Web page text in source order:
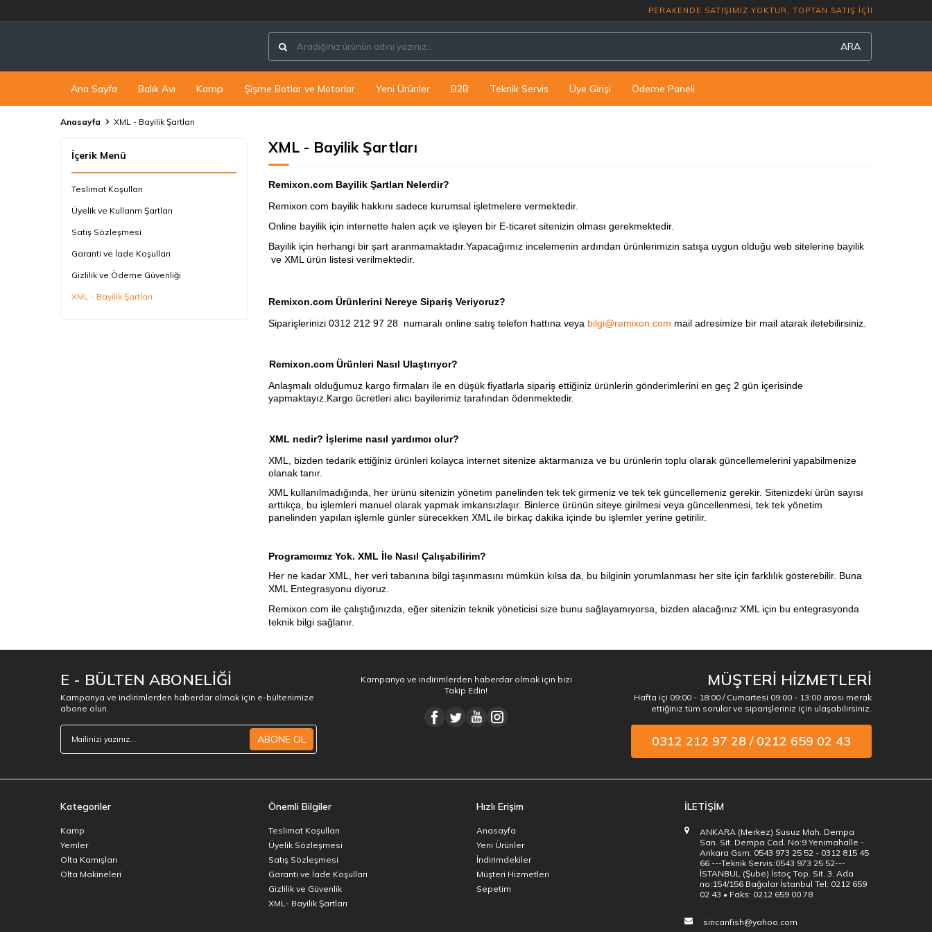
PERAKENDE SATIŞIMIZ YOKTUR,
ARA
Ana Sayfa Balık Avı Kamp Şişme Botlar ve Motorlar Yeni Ürünler B2B Teknik Servis Üye Girişi Ödeme Paneli
Anasayfa XML - Bayilik Şartları
İçerik Menü
Teslimat Koşulları
Üyelik ve Kullanm Şartları
Satış Sözleşmesi
Garanti ve İade Koşulları
Gizlilik ve Ödeme Güvenliği
XML - Bayilik Şartları
XML - Bayilik Şartları
Remixon.com Bayilik Şartları Nelerdir?
Remixon.com bayilik hakkını sadece kurumsal işletmelere vermektedir.
Online bayilik için internette halen açık ve işleyen bir E-ticaret sitenizin olması gerekmektedir.
Bayilik için herhangi bir şart aranmamaktadır.Yapacağımız incelemenin ardından ürünlerimizin satışa uygun olduğu web sitelerine bayilik
ve XML ürün listesi verilmektedir.
Remixon.com Ürünlerini Nereye Sipariş Veriyoruz?
Siparişlerinizi 0312 212 97 28 numaralı online satış telefon hattına veya bilgi@remixon.com mail adresimize bir mail atarak iletebilirsiniz.
Remixon.com Ürünleri Nasıl Ulaştırıyor?
Anlaşmalı olduğumuz kargo firmaları ile en düşük fiyatlarla sipariş ettiğiniz ürünlerin gönderimlerini en geç 2 gün içerisinde
yapmaktayız.Kargo ücretleri alıcı bayilerimiz tarafından ödenmektedir.
XML nedir? İşlerime nasıl yardımcı olur?
XML, bizden tedarik ettiğiniz ürünleri kolayca internet sitenize aktarmanıza ve bu ürünlerin toplu olarak güncellemelerini yapabilmenize
olanak tanır.
XML kullanılmadığında, her ürünü sitenizin yönetim panelinden tek tek girmeniz ve tek tek güncellemeniz gerekir. Sitenizdeki ürün sayısı
arttıkça, bu işlemleri manuel olarak yapmak imkansızlaşır. Binlerce ürünün siteye girilmesi veya güncellenmesi, tek tek yönetim
panelinden yapılan işlemle günler sürecekken XML ile birkaç dakika içinde bu işlemler yerine getirilir.
Programcımız Yok. XML İle Nasıl Çalışabilirim?
Her ne kadar XML, her veri tabanına bilgi taşınmasını mümkün kılsa da, bu bilginin yorumlanması her site için farklılık gösterebilir. Buna
XML Entegrasyonu diyoruz.
Remixon.com ile çalıştığınızda, eğer sitenizin teknik yöneticisi size bunu sağlayamıyorsa, bizden alacağınız XML için bu entegrasyonda
teknik bilgi sağlanır.
E - BÜLTEN ABONELİĞİ
Kampanya ve indirimlerden haberdar olmak için e-bültenimize
abone olun.
ABONE OL
Kampanya ve indirimlerden haberdar olmak için bizi
Takip Edin!
MÜŞTERİ HİZMETLERİ
Hafta içi 09:00 - 18:00 / Cumartesi 09:00 - 13:00 arası merak
ettiğiniz tüm sorular ve siparişleriniz için ulaşabilirsiniz.
0312 212 97 28 / 0212 659 02 43
Kategoriler
Kamp
Yemler
Olta Kamışları
Olta Makineleri
Önemli Bilgiler
Teslimat Koşulları
Üyelik Sözleşmesi
Satış Sözleşmesi
Garanti ve İade Koşulları
Gizlilik ve Güvenlik
XML- Bayilik Şartları
Hızlı Erişim
Anasayfa
Yeni Ürünler
İndirimdekiler
Müşteri Hizmetleri
Sepetim
İLETİŞİM
ANKARA (Merkez) Susuz Mah. Dempa
San. Sit. Dempa Cad. No:9 Yenimahalle -
Ankara Gsm: 0543 973 25 52 - 0312 815 45
66 ---Teknik Servis:0543 973 25 52---
İSTANBUL (Şube) İstoç Top. Sit. 3. Ada
no:154/156 Bağcılar İstanbul Tel: 0212 659
02 43 • Faks: 0212 659 00 78
sincanfish@yahoo.com